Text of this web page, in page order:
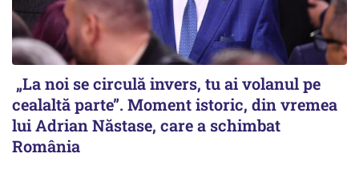
„La noi se circulă invers, tu ai volanul pe
cealaltă parte”. Moment istoric, din vremea
lui Adrian Năstase, care a schimbat
România